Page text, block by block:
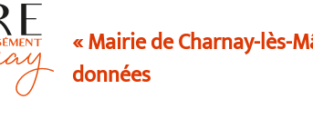
« Mairie de Charnay-lès-
données